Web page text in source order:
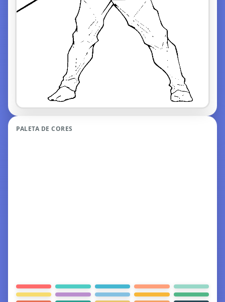
PALETA DE CORES